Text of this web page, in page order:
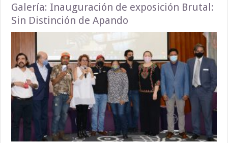
Galería: Inauguración de exposición Brutal:
Sin Distinción de Apando